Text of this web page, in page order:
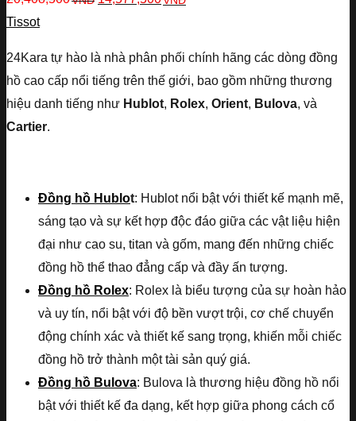
Tissot
24Kara tự hào là nhà phân phối chính hãng các dòng đồng
hồ cao cấp nổi tiếng trên thế giới, bao gồm những thương
hiệu danh tiếng như Hublot, Rolex, Orient, Bulova, và
Cartier.
Đồng hồ Hublot: Hublot nổi bật với thiết kế mạnh mẽ,
sáng tạo và sự kết hợp độc đáo giữa các vật liệu hiện
đại như cao su, titan và gốm, mang đến những chiếc
đồng hồ thể thao đẳng cấp và đầy ấn tượng.
Đồng hồ Rolex: Rolex là biểu tượng của sự hoàn hảo
và uy tín, nổi bật với độ bền vượt trội, cơ chế chuyển
động chính xác và thiết kế sang trọng, khiến mỗi chiếc
đồng hồ trở thành một tài sản quý giá.
Đồng hồ Bulova: Bulova là thương hiệu đồng hồ nổi
bật với thiết kế đa dạng, kết hợp giữa phong cách cổ